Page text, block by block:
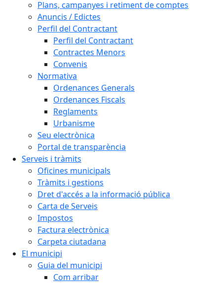
Plans, campanyes i retiment de comptes
Anuncis / Edictes
Perfil del Contractant
Perfil del Contractant
Contractes Menors
Convenis
Normativa
Ordenances Generals
Ordenances Fiscals
Reglaments
Urbanisme
Seu electrònica
Portal de transparència
Serveis i tràmits
Oficines municipals
Tràmits i gestions
Dret d'accés a la informació pública
Carta de Serveis
Impostos
Factura electrònica
Carpeta ciutadana
El municipi
Guia del municipi
Com arribar